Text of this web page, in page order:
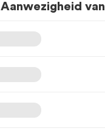
Aanwezigheid van